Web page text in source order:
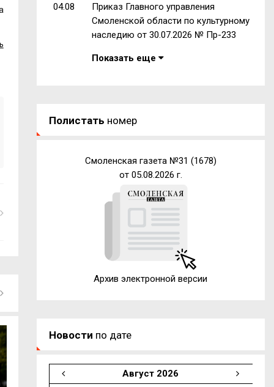
04.08
Приказ Главного управления
Смоленской области по культурному
наследию от 30.07.2026 № Пр-233
Показать еще
Полистать номер
Смоленская газета №31 (1678)
от 05.08.2026 г.
Архив электронной версии
Новости по дате
Август 2026